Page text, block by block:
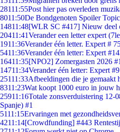
28111:55Post hier pas overleden
8011:50De Bondgenoten Spoiler
14811:48[WLR SC #417] Nieuw deel
20411:41Verander een letter expert
1911:36Verander één letter. Expert #
5411:36Verander één letter: Expert
16411:35[NPO2] Zomergasten 2026 #1
14711:34Verander één letter: Expert
25111:33Afbeeldingen die je gemaakt
8311:23Wat koopt 1000 euro in jouw
25911:16Totale zonsverduistering 12-
Spanje) #1
5111:15Ervaringen met
4211:14[Crowdfunding] #443